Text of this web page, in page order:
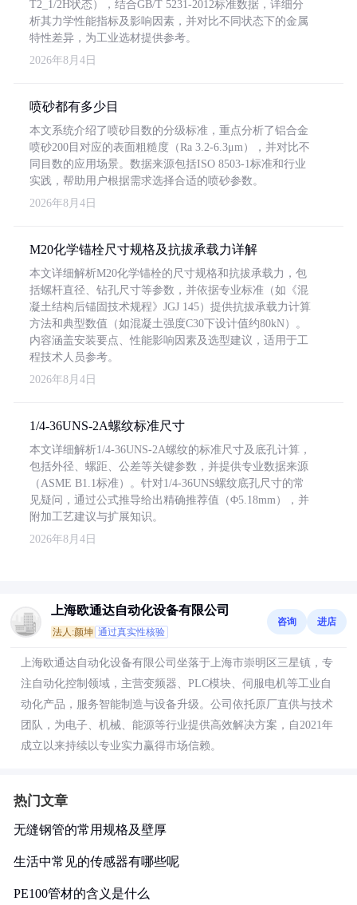
T2_1/2H状态），结合GB/T 5231-2012标准数据，详细分
析其力学性能指标及影响因素，并对比不同状态下的金属
特性差异，为工业选材提供参考。
2026年8月4日
喷砂都有多少目
本文系统介绍了喷砂目数的分级标准，重点分析了铝合金
喷砂200目对应的表面粗糙度（Ra 3.2-6.3μm），并对比不
同目数的应用场景。数据来源包括ISO 8503-1标准和行业
实践，帮助用户根据需求选择合适的喷砂参数。
2026年8月4日
M20化学锚栓尺寸规格及抗拔承载力详解
本文详细解析M20化学锚栓的尺寸规格和抗拔承载力，包
括螺杆直径、钻孔尺寸等参数，并依据专业标准（如《混
凝土结构后锚固技术规程》JGJ 145）提供抗拔承载力计算
方法和典型数值（如混凝土强度C30下设计值约80kN）。
内容涵盖安装要点、性能影响因素及选型建议，适用于工
程技术人员参考。
2026年8月4日
1/4-36UNS-2A螺纹标准尺寸
本文详细解析1/4-36UNS-2A螺纹的标准尺寸及底孔计算，
包括外径、螺距、公差等关键参数，并提供专业数据来源
（ASME B1.1标准）。针对1/4-36UNS螺纹底孔尺寸的常
见疑问，通过公式推导给出精确推荐值（Φ5.18mm），并
附加工艺建议与扩展知识。
2026年8月4日
上海欧通达自动化设备有限公司
法人:颜坤 通过真实性核验
咨询 进店
上海欧通达自动化设备有限公司坐落于上海市崇明区三星镇，专
注自动化控制领域，主营变频器、PLC模块、伺服电机等工业自
动化产品，服务智能制造与设备升级。公司依托原厂直供与技术
团队，为电子、机械、能源等行业提供高效解决方案，自2021年
成立以来持续以专业实力赢得市场信赖。
热门文章
无缝钢管的常用规格及壁厚
生活中常见的传感器有哪些呢
PE100管材的含义是什么